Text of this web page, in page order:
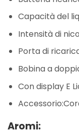
Capacità del
Intensità di
Porta di
Bobina a
Con display E
Aromi: